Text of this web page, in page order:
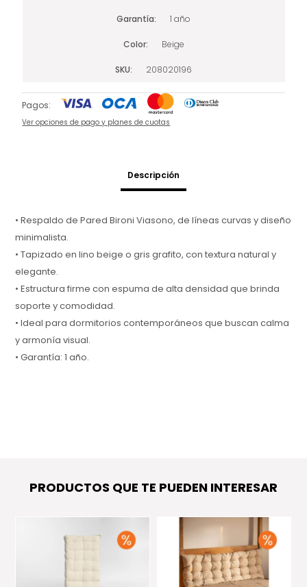
Garantía 1 año
Color Beige
SKU 208020196
Pagos:
Ver opciones de pago y planes de cuotas
Descripción
• Respaldo de Pared Bironi Viasono, de líneas curvas y diseño
minimalista.
• Tapizado en lino beige o gris grafito, con textura natural y
elegante.
• Estructura firme con espuma de alta densidad que brinda
soporte y comodidad.
• Ideal para dormitorios contemporáneos que buscan calma
y armonía visual.
• Garantía: 1 año.
PRODUCTOS QUE TE PUEDEN INTERESAR